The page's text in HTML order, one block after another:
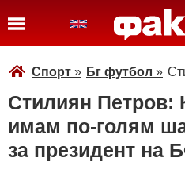
Спорт » Бг футбол »
Стилиян Петров:
имам по-голям
за президент на